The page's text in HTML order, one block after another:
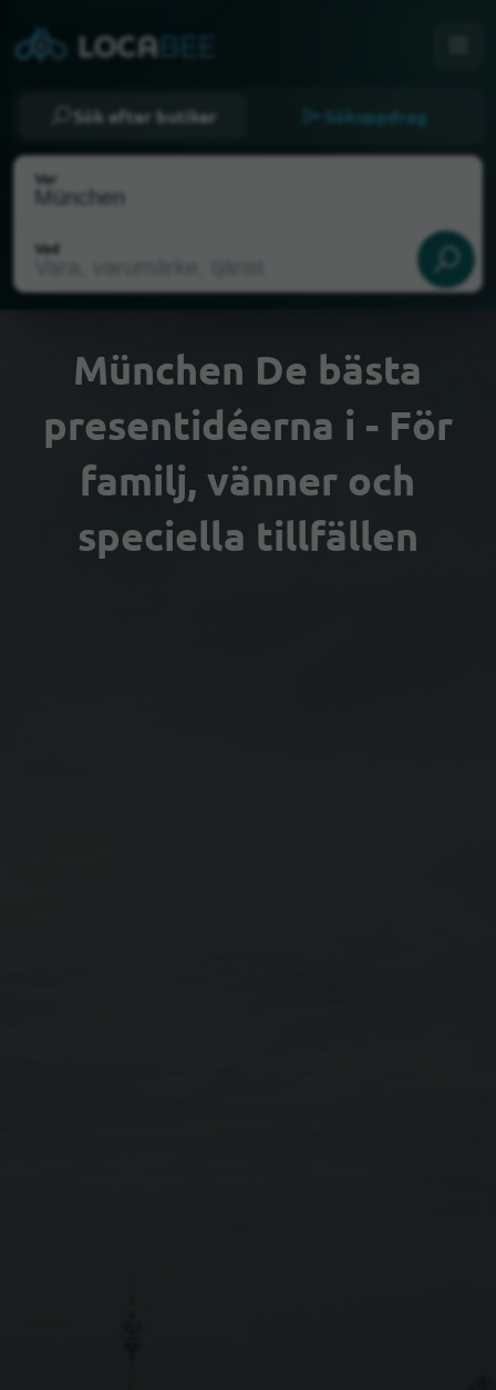
Sök efter butiker Sökuppdrag
Var
Vad
Välj min plats
München De bästa
presentidéerna i - För
familj, vänner och
speciella tillfällen